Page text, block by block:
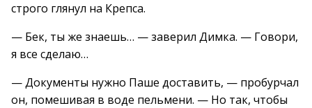
строго глянул на Крепса.
— Бек, ты же знаешь… — заверил Димка. — Говори,
я все сделаю…
— Документы нужно Паше доставить, — пробурчал
он, помешивая в воде пельмени. — Но так, чтобы